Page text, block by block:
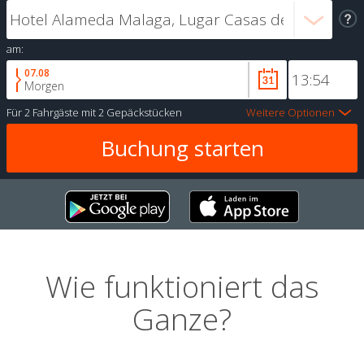
am:
07.08
Morgen
Für2 Fahrgäste mit2 Gepäckstücken Weitere Optionen
Wie funktioniert das
Ganze?